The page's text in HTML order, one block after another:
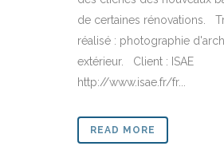
de certaines rénovations.
réalisé : photographie
extérieur. Client : ISAE
http://www.isae.fr/fr...
READ MORE